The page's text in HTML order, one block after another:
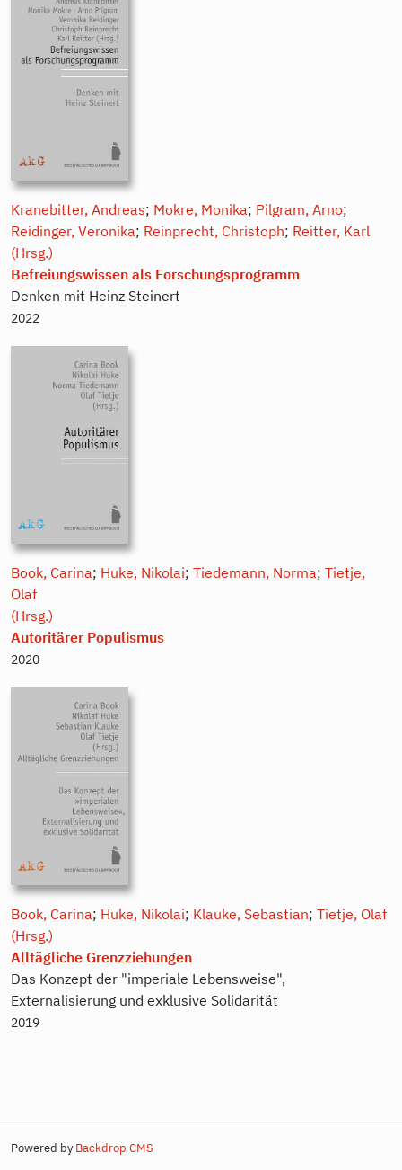
Kranebitter, Andreas; Mokre, Monika; Pilgram, Arno;
Reidinger, Veronika; Reinprecht, Christoph; Reitter, Karl
(Hrsg.)
Befreiungswissen als Forschungsprogramm
Denken mit Heinz Steinert
2022
Book, Carina; Huke, Nikolai; Tiedemann, Norma; Tietje,
Olaf
(Hrsg.)
Autoritärer Populismus
2020
Book, Carina; Huke, Nikolai; Klauke, Sebastian; Tietje, Olaf
(Hrsg.)
Alltägliche Grenzziehungen
Das Konzept der "imperiale Lebensweise",
Externalisierung und exklusive Solidarität
2019
Powered by Backdrop CMS